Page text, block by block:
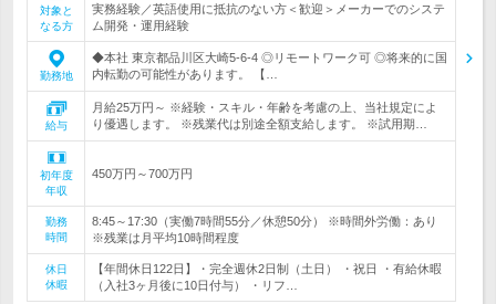
対象と
なる方
実務経験／英語使用に抵抗のない方＜歓迎＞メーカーでのシステ
ム開発・運用経験
勤務地
◆本社 東京都品川区大崎5-6-4 ◎リモートワーク可 ◎将来的に国
内転勤の可能性があります。 【…
給与
月給25万円～ ※経験・スキル・年齢を考慮の上、当社規定によ
り優遇します。 ※残業代は別途全額支給します。 ※試用期…
初年度
年収
450万円～700万円
勤務
時間
8:45～17:30（実働7時間55分／休憩50分） ※時間外労働：あり
※残業は月平均10時間程度
休日
休暇
【年間休日122日】・完全週休2日制（土日） ・祝日 ・有給休暇
（入社3ヶ月後に10日付与） ・リフ…